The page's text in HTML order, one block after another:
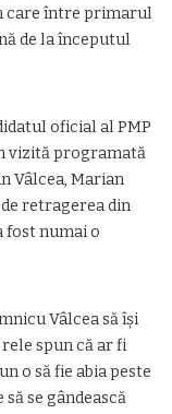
care între primarul
de la începutul
oficial al PMP
vizită programată
Vâlcea, Marian
retragerea din
fost numai o
Vâlcea să îşi
spun că ar fi
o să fie abia peste
se gândească